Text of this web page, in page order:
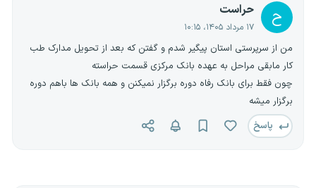
ح حراست
۱۷ مرداد ۱۴۰۵، ۱۰:۱۵
من از سرپرستی استان پیگیر شدم و گفتن که بعد از تحویل مدارک طب
کار مابقی مراحل به عهده بانک مرکزی قسمت حراسته
چون فقط برای بانک رفاه دوره برگزار نمیکنن و همه بانک ها باهم دوره
برگزار میشه
پاسخ